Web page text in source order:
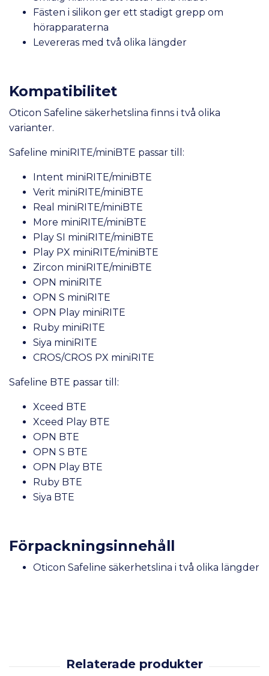
Fästen i silikon ger ett stadigt grepp om
hörapparaterna
Levereras med två olika längder
Kompatibilitet
Oticon Safeline säkerhetslina finns i två olika
varianter.
Safeline miniRITE/miniBTE passar till:
Intent miniRITE/miniBTE
Verit miniRITE/miniBTE
Real miniRITE/miniBTE
More miniRITE/miniBTE
Play SI miniRITE/miniBTE
Play PX miniRITE/miniBTE
Zircon miniRITE/miniBTE
OPN miniRITE
OPN S miniRITE
OPN Play miniRITE
Ruby miniRITE
Siya miniRITE
CROS/CROS PX miniRITE
Safeline BTE passar till:
Xceed BTE
Xceed Play BTE
OPN BTE
OPN S BTE
OPN Play BTE
Ruby BTE
Siya BTE
Förpackningsinnehåll
Oticon Safeline säkerhetslina i två olika längder